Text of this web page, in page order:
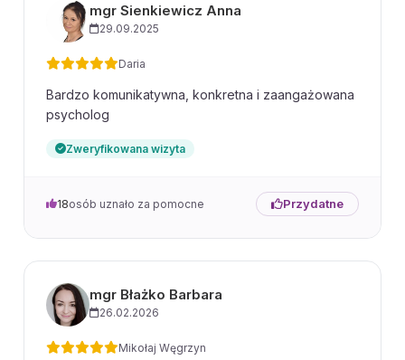
mgr Sienkiewicz Anna
29.09.2025
Daria
Bardzo komunikatywna, konkretna i zaangażowana
psycholog
Zweryfikowana wizyta
18osób uznało za pomocne Przydatne
mgr Błażko Barbara
26.02.2026
Mikołaj Węgrzyn